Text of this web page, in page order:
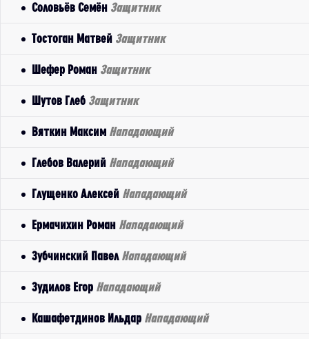
Соловьёв Семён Защитник
Тостоган Матвей Защитник
Шефер Роман Защитник
Шутов Глеб Защитник
Вяткин Максим Нападающий
Глебов Валерий Нападающий
Глущенко Алексей Нападающий
Ермачихин Роман Нападающий
Зубчинский Павел Нападающий
Зудилов Егор Нападающий
Кашафетдинов Ильдар Нападающий